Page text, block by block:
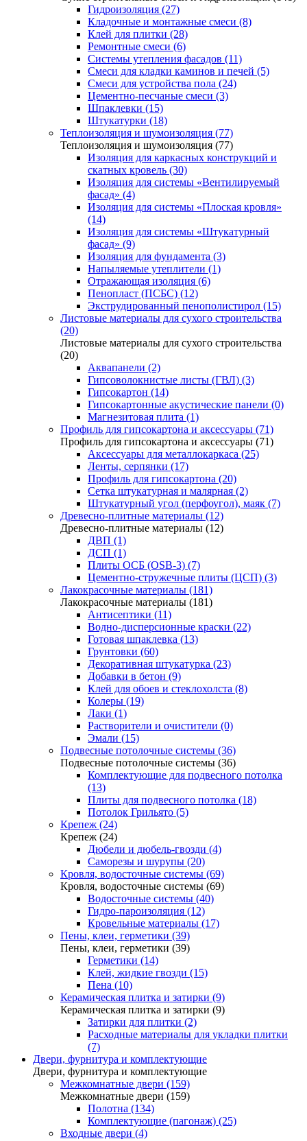
Гидроизоляция (27)
Кладочные и монтажные смеси (8)
Клей для плитки (28)
Ремонтные смеси (6)
Системы утепления фасадов (11)
Смеси для кладки каминов и печей (5)
Смеси для устройства пола (24)
Цементно-песчаные смеси (3)
Шпаклевки (15)
Штукатурки (18)
Теплоизоляция и шумоизоляция (77)
Теплоизоляция и шумоизоляция (77)
Изоляция для каркасных конструкций и
скатных кровель (30)
Изоляция для системы «Вентилируемый
фасад» (4)
Изоляция для системы «Плоская кровля»
(14)
Изоляция для системы «Штукатурный
фасад» (9)
Изоляция для фундамента (3)
Напыляемые утеплители (1)
Отражающая изоляция (6)
Пенопласт (ПСБС) (12)
Экструдированный пенополистирол (15)
Листовые материалы для сухого строительства
(20)
Листовые материалы для сухого строительства
(20)
Аквапанели (2)
Гипсоволокнистые листы (ГВЛ) (3)
Гипсокартон (14)
Гипсокартонные акустические панели (0)
Магнезитовая плита (1)
Профиль для гипсокартона и аксессуары (71)
Профиль для гипсокартона и аксессуары (71)
Аксессуары для металлокаркаса (25)
Ленты, серпянки (17)
Профиль для гипсокартона (20)
Сетка штукатурная и малярная (2)
Штукатурный угол (перфоугол), маяк (7)
Древесно-плитные материалы (12)
Древесно-плитные материалы (12)
ДВП (1)
ДСП (1)
Плиты ОСБ (OSB-3) (7)
Цементно-стружечные плиты (ЦСП) (3)
Лакокрасочные материалы (181)
Лакокрасочные материалы (181)
Антисептики (11)
Водно-дисперсионные краски (22)
Готовая шпаклевка (13)
Грунтовки (60)
Декоративная штукатурка (23)
Добавки в бетон (9)
Клей для обоев и стеклохолста (8)
Колеры (19)
Лаки (1)
Растворители и очистители (0)
Эмали (15)
Подвесные потолочные системы (36)
Подвесные потолочные системы (36)
Комплектующие для подвесного потолка
(13)
Плиты для подвесного потолка (18)
Потолок Грильято (5)
Крепеж (24)
Крепеж (24)
Дюбели и дюбель-гвозди (4)
Саморезы и шурупы (20)
Кровля, водосточные системы (69)
Кровля, водосточные системы (69)
Водосточные системы (40)
Гидро-пароизоляция (12)
Кровельные материалы (17)
Пены, клеи, герметики (39)
Пены, клеи, герметики (39)
Герметики (14)
Клей, жидкие гвозди (15)
Пена (10)
Керамическая плитка и затирки (9)
Керамическая плитка и затирки (9)
Затирки для плитки (2)
Расходные материалы для укладки плитки
(7)
Двери, фурнитура и комплектующие
Двери, фурнитура и комплектующие
Межкомнатные двери (159)
Межкомнатные двери (159)
Полотна (134)
Комплектующие (пагонаж) (25)
Входные двери (4)